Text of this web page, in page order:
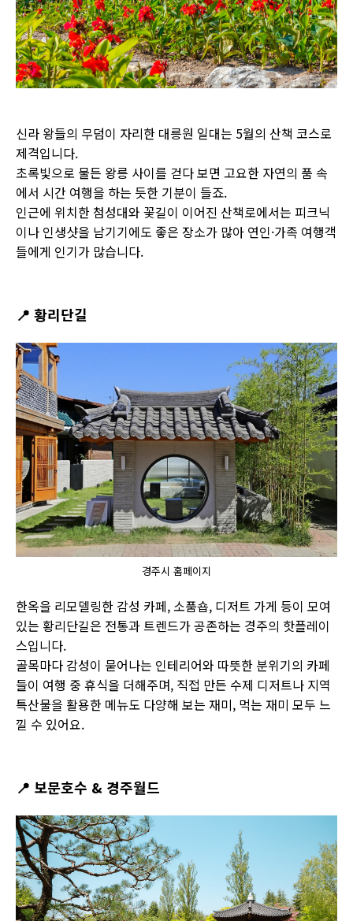
신라 왕들의 무덤이 자리한 대릉원 일대는 5월의 산책 코스로
제격입니다.
초록빛으로 물든 왕릉 사이를 걷다 보면 고요한 자연의 품 속
에서 시간 여행을 하는 듯한 기분이 들죠.
인근에 위치한 첨성대와 꽃길이 이어진 산책로에서는 피크닉
이나 인생샷을 남기기에도 좋은 장소가 많아 연인·가족 여행객
들에게 인기가 많습니다.
📍 황리단길
경주시 홈페이지
한옥을 리모델링한 감성 카페, 소품숍, 디저트 가게 등이 모여
있는 황리단길은 전통과 트렌드가 공존하는 경주의 핫플레이
스입니다.
골목마다 감성이 묻어나는 인테리어와 따뜻한 분위기의 카페
들이 여행 중 휴식을 더해주며, 직접 만든 수제 디저트나 지역
특산물을 활용한 메뉴도 다양해 보는 재미, 먹는 재미 모두 느
낄 수 있어요.
📍 보문호수 & 경주월드